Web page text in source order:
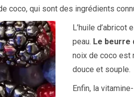
coco, qui sont des ingrédients
L’huile
peau. Le beurre
noix de coco est
douce et souple.
Enfin, la